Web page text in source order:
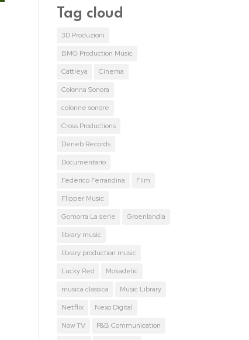
Tag cloud
3D Produzioni
BMG Production Music
Cattleya
Cinema
Colonna Sonora
colonne sonore
Cross Productions
Deneb Records
Documentario
Federico Ferrandina
Film
Flipper Music
Gomorra La serie
Groenlandia
library music
library production music
Lucky Red
Mokadelic
musica classica
Music Library
Netflix
Nexo Digital
Now TV
P&B Communication